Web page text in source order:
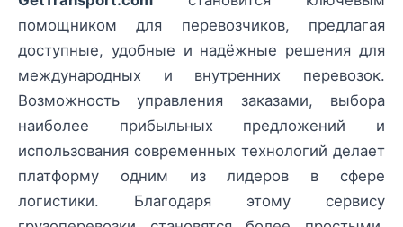
помощником для перевозчиков, предлагая
доступные, удобные и надёжные решения для
международных и внутренних перевозок.
Возможность управления заказами, выбора
наиболее прибыльных предложений и
использования современных технологий делает
платформу одним из лидеров в сфере
логистики. Благодаря этому сервису